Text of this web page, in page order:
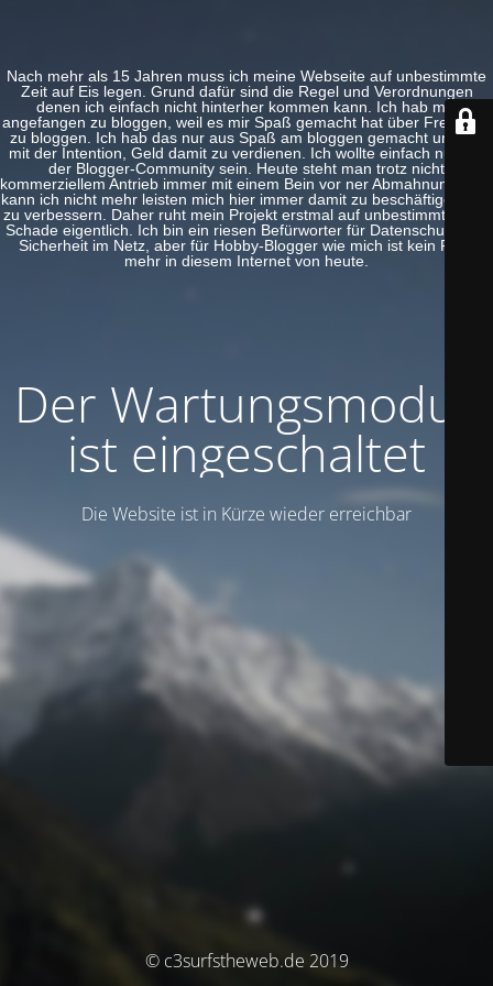
Nach mehr als 15 Jahren muss ich meine Webseite auf unbestimmte
Zeit auf Eis legen. Grund dafür sind die Regel und Verordnungen
denen ich einfach nicht hinterher kommen kann. Ich hab mal
angefangen zu bloggen, weil es mir Spaß gemacht hat über Freeware
zu bloggen. Ich hab das nur aus Spaß am bloggen gemacht und nie
mit der Intention, Geld damit zu verdienen. Ich wollte einfach nur Teil
der Blogger-Community sein. Heute steht man trotz nicht
kommerziellem Antrieb immer mit einem Bein vor ner Abmahnung. Das
kann ich nicht mehr leisten mich hier immer damit zu beschäftigen und
zu verbessern. Daher ruht mein Projekt erstmal auf unbestimmte Zeit.
Schade eigentlich. Ich bin ein riesen Befürworter für Datenschutz und
Sicherheit im Netz, aber für Hobby-Blogger wie mich ist kein Platz
mehr in diesem Internet von heute.
Der Wartungsmodus
ist eingeschaltet
Die Website ist in Kürze wieder erreichbar
© c3surfstheweb.de 2019